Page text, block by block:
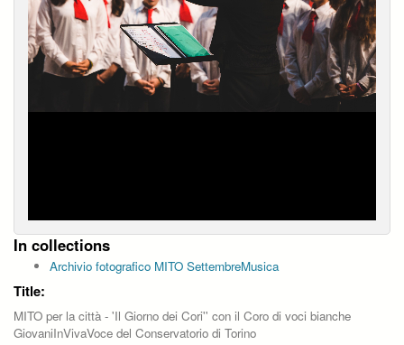
In collections
Archivio fotografico MITO SettembreMusica
Title:
MITO per la città - 'Il Giorno dei Cori'' con il Coro di voci bianche
GiovaniInVivaVoce del Conservatorio di Torino